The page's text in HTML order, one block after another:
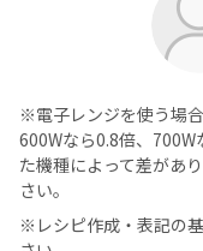
※電子レンジを使う場
600Wなら0.8倍、
た機種によって差があ
さい。
※レシピ作成・表記の基